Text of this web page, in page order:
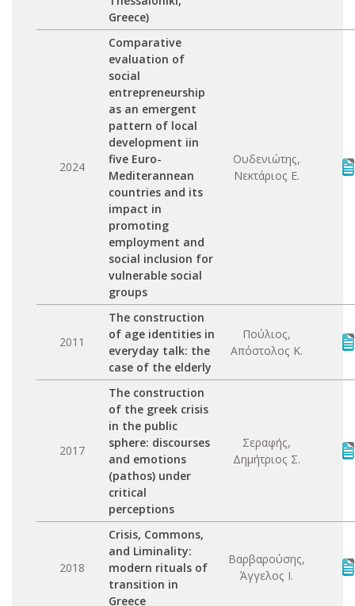
Greece)
2024
Comparative
evaluation of
social
entrepreneurship
as an emergent
pattern of local
development iin
five Euro-
Mediterannean
countries and its
impact in
promoting
employment and
social inclusion for
vulnerable social
groups
Ουδενιώτης,
Νεκτάριος Ε.
2011
The construction
of age identities in
everyday talk: the
case of the elderly
Πούλιος,
Απόστολος Κ.
2017
The construction
of the greek crisis
in the public
sphere: discourses
and emotions
(pathos) under
critical
perceptions
Σεραφής,
Δημήτριος Σ.
2018
Crisis, Commons,
and Liminality:
modern rituals of
transition in
Greece
Βαρβαρούσης,
Άγγελος Ι.